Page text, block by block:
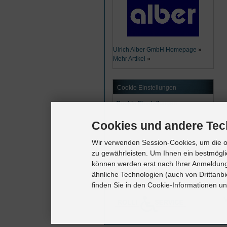
Ulrich Alber GmbH Homepage »
Mehr Artikel »
Cookie Einstellungen
Cookie Einstellungen
Cookies und andere
Wir verwenden Session-Cookies, um die
zu gewährleisten. Um Ihnen ein
können werden erst nach Ihrer
ähnliche Technologien (auch von
finden Sie in den Cookie-Informationen